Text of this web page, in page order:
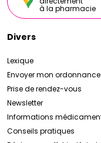
à la pharmacie
Divers
Lexique
Envoyer mon ordonnance
Prise de rendez-vous
Newsletter
Informations
Conseils pratiques